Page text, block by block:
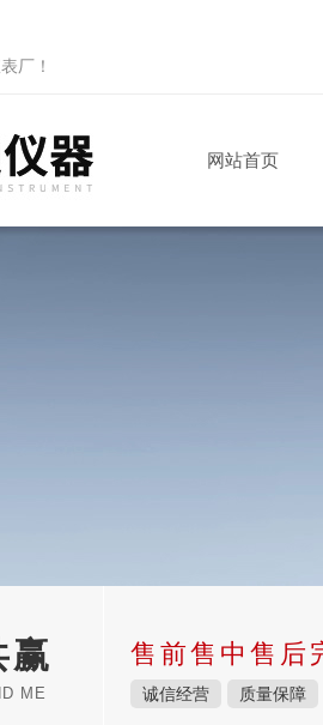
厂 ！
网站首页
赢
ME
售前售中售后
诚信经营 质量保障